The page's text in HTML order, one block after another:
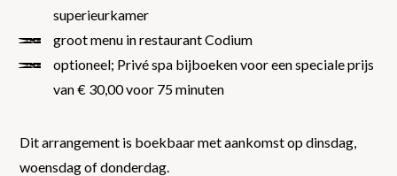
superieurkamer
groot menu in restaurant Codium
optioneel; Privé spa bijboeken voor een speciale prijs
van € 30,00 voor 75 minuten
Dit arrangement is boekbaar met aankomst op dinsdag,
woensdag of donderdag.